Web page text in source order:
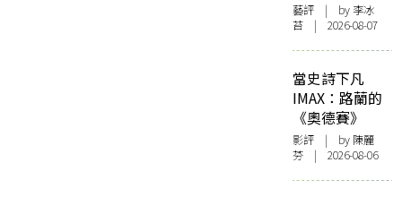
藝評 | by 李冰
苔 | 2026-08-07
當史詩下凡
IMAX：路蘭的
《奧德賽》
影評 | by 陳麗
芬 | 2026-08-06